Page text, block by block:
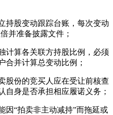
持股变动跟踪台账，每次变动
并准备披露文件；
计算各关联方持股比例，必须
合并计算总变动比例；
股份的竞买人应在受让前核查
自身是否承担相应履诺义务；
因“拍卖非主动减持”而拖延或